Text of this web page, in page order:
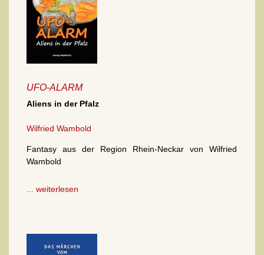
UFO-ALARM
Aliens in der Pfalz
Wilfried Wambold
Fantasy aus der Region Rhein-Neckar von Wilfried
Wambold
... weiterlesen